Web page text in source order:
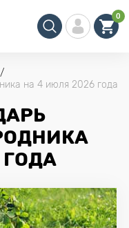
0
на 4 июля 2026 года